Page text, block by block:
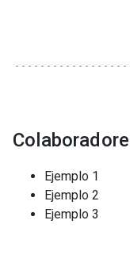
Ejemplo 1
Ejemplo 2
Ejemplo 3